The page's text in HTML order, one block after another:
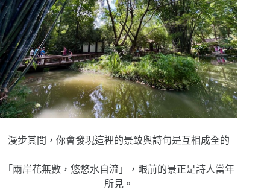
漫步其間，你會發現這裡的景致與詩句是互相成全的
「兩岸花無數，悠悠水自流」，眼前的景正是詩人當年
所見。